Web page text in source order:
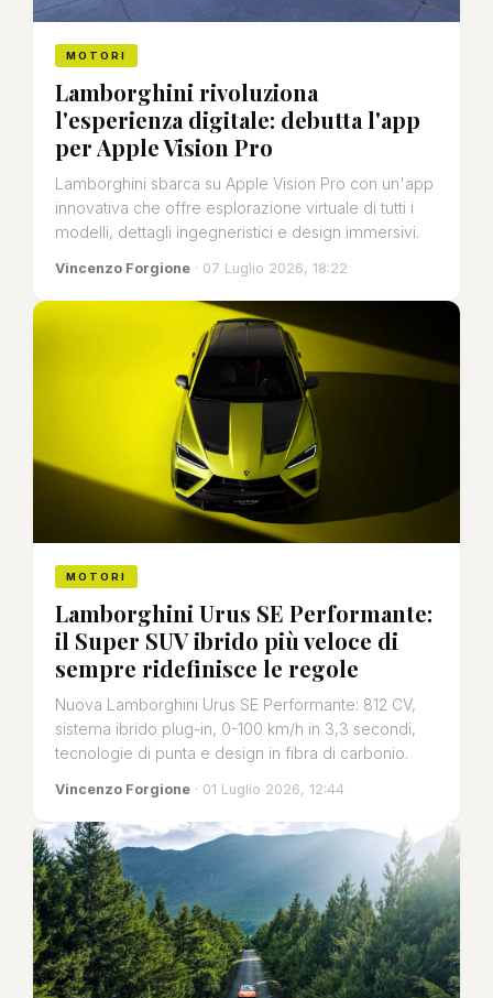
MOTORI
Lamborghini rivoluziona
l'esperienza digitale: debutta l'app
per Apple Vision Pro
Lamborghini sbarca su Apple Vision Pro con un'app
innovativa che offre esplorazione virtuale di tutti i
modelli, dettagli ingegneristici e design immersivi.
Vincenzo Forgione · 07 Luglio 2026, 18:22
MOTORI
Lamborghini Urus SE Performante:
il Super SUV ibrido più veloce di
sempre ridefinisce le regole
Nuova Lamborghini Urus SE Performante: 812 CV,
sistema ibrido plug-in, 0-100 km/h in 3,3 secondi,
tecnologie di punta e design in fibra di carbonio.
Vincenzo Forgione · 01 Luglio 2026, 12:44